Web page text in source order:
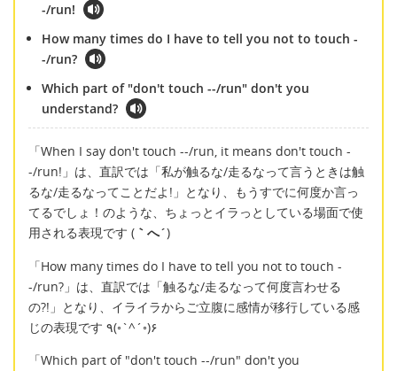
-/run!
How many times do I have to tell you not to touch -
-/run?
Which part of "don't touch --/run" don't you
understand?
「When I say don't touch --/run, it means don't touch -
-/run!」は、直訳では「私が触るな/走るなって言うときは触
るな/走るなってことだよ!」となり、もうすでに何度か言っ
てるでしょ！のような、ちょっとイラっとしている場面で使
用される表現です ( ｀へ´)
「How many times do I have to tell you not to touch -
-/run?」は、直訳では「触るな/走るなって何度言わせる
の?!」となり、イライラからご立腹に感情が移行している感
じの表現です ٩(◦`^´◦)۶
「Which part of "don't touch --/run" don't you